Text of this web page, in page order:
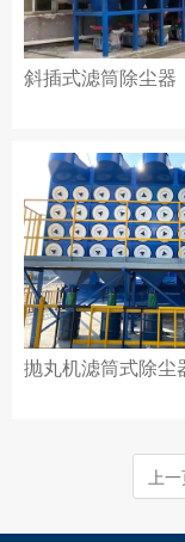
斜插式滤筒除尘器
抛丸机滤筒式除尘
上